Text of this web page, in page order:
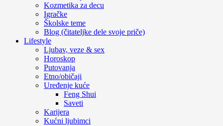
Kozmetika za decu
Igračke
Školske teme
Blog (čitateljke dele svoje priče)
Lifestyle
Ljubav, veze & sex
Horoskop
Putovanja
Etno/običaji
Uređenje kuće
Feng Shui
Saveti
Karijera
Kućni ljubimci